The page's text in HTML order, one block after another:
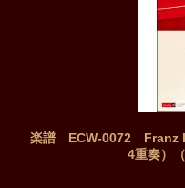
楽譜 ECW-0072 Franz
4重奏）